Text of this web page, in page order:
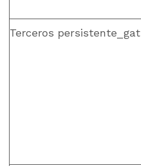
Terceros persistente_gat